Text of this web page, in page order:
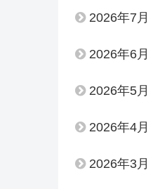
2026年7月
2026年6月
2026年5月
2026年4月
2026年3月